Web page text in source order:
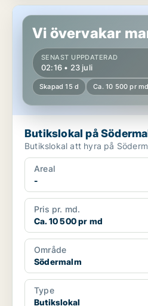
Butikslokal på Södermalm
Vi övervakar
SENAST UPPDATERAD
02:16 • 23 juli
Skapad 15 d Ca. 10 500 pr md
Butikslokal på
Butikslokal att hyra på
Areal
-
Pris pr. md.
Ca. 10 500 pr md
Område
Södermalm
Type
Butikslokal